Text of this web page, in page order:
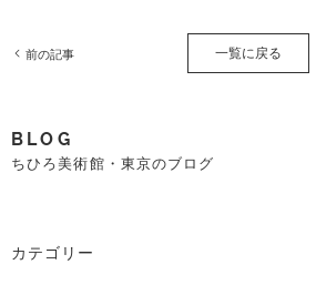
前の記事 一覧に戻る
BLOG
ちひろ美術館・東京のブログ
カテゴリー